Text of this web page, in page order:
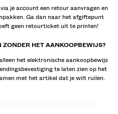
je account een retour aanvragen en
Ga dan naar het afgiftepunt
geen retourticket uit te printen!
HET AANKOOPBEWIJS?
het elektronische aankoopbewijs
te laten zien op het
met het artikel dat je wilt ruilen.